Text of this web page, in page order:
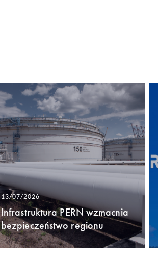
13/07/2026
Infrastruktura PERN wzmacnia
bezpieczeństwo regionu